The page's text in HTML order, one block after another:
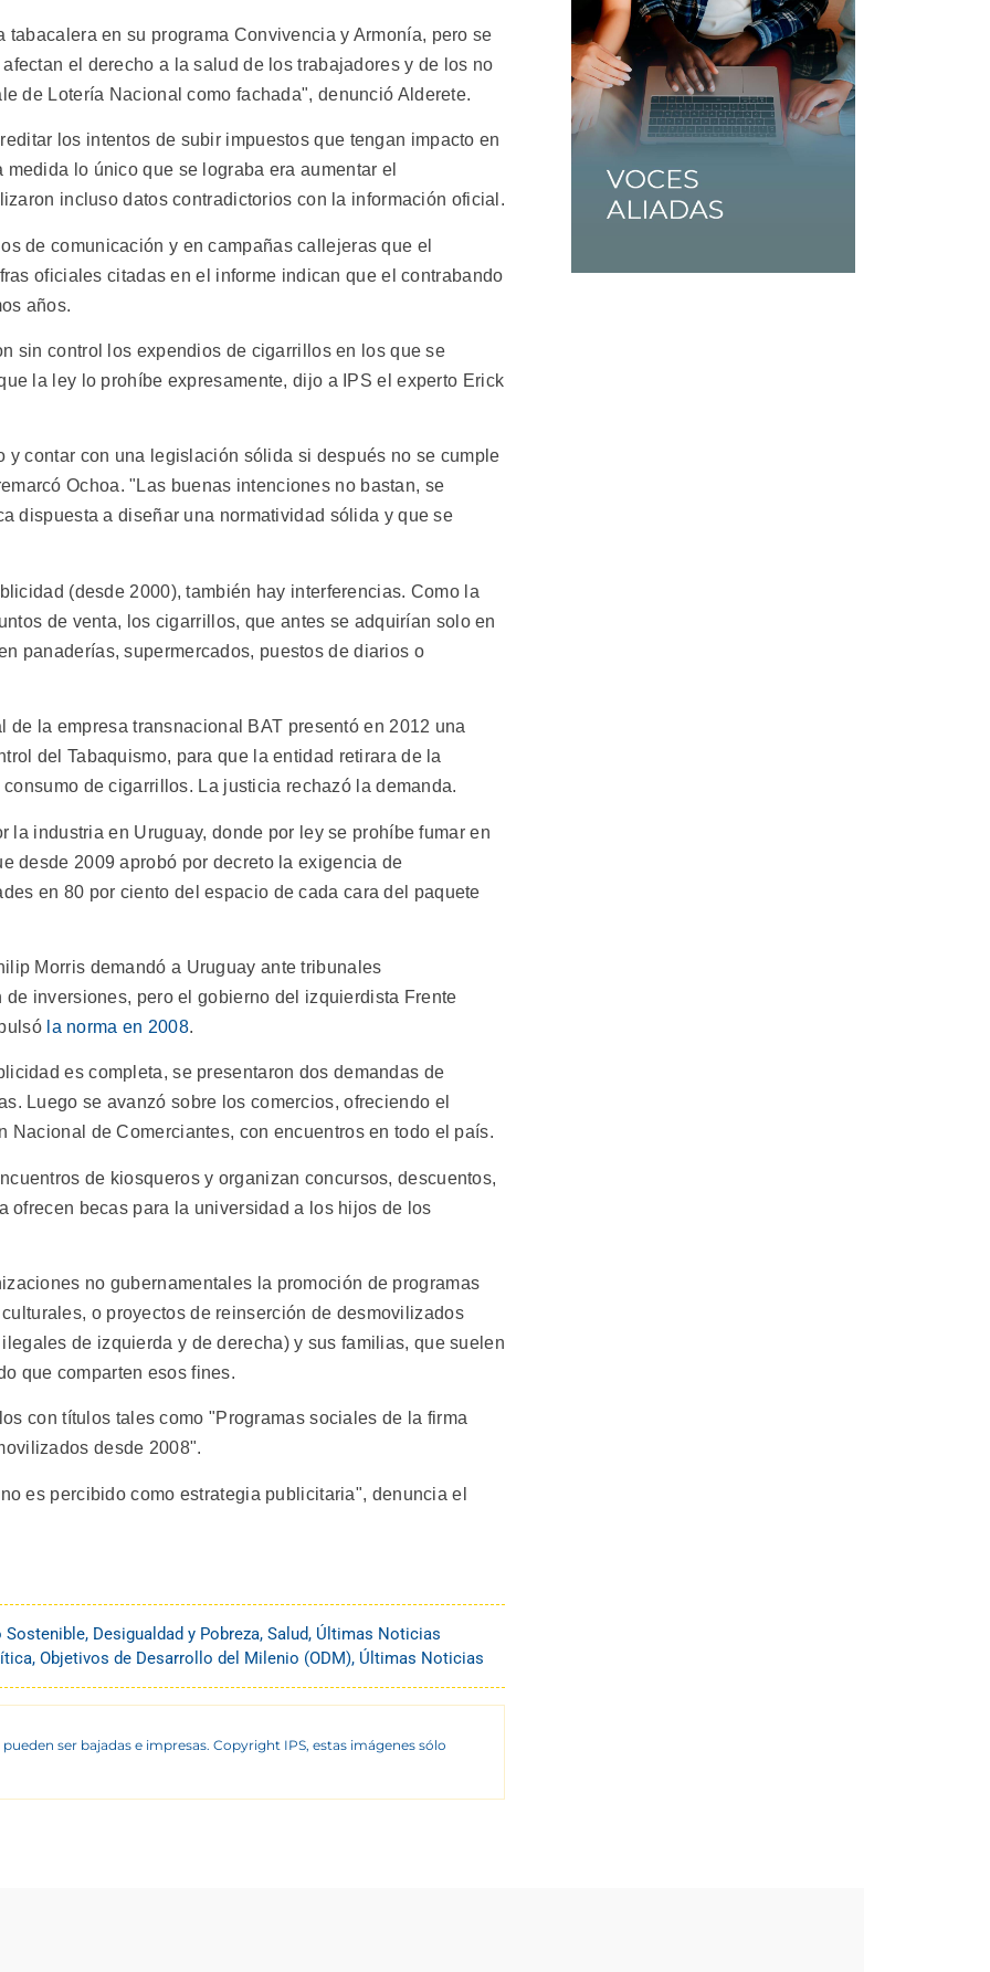
en su programa Convivencia y Armonía, pero se
el derecho a la salud de los trabajadores y de los no
de Lotería Nacional como fachada", denunció Alderete.
los intentos de subir impuestos que tengan impacto en
lo único que se lograba era aumentar el
incluso datos contradictorios con la información oficial.
de comunicación y en campañas callejeras que el
oficiales citadas en el informe indican que el contrabando
años.
sin control los expendios de cigarrillos en los que se
la ley lo prohíbe expresamente, dijo a IPS el experto Erick
contar con una legislación sólida si después no se cumple
Ochoa. "Las buenas intenciones no bastan, se
dispuesta a diseñar una normatividad sólida y que se
(desde 2000), también hay interferencias. Como la
de venta, los cigarrillos, que antes se adquirían solo en
panaderías, supermercados, puestos de diarios o
de la empresa transnacional BAT presentó en 2012 una
del Tabaquismo, para que la entidad retirara de la
de cigarrillos. La justicia rechazó la demanda.
industria en Uruguay, donde por ley se prohíbe fumar en
desde 2009 aprobó por decreto la exigencia de
en 80 por ciento del espacio de cada cara del paquete
Morris demandó a Uruguay ante tribunales
inversiones, pero el gobierno del izquierdista Frente
la norma en 2008.
es completa, se presentaron dos demandas de
Luego se avanzó sobre los comercios, ofreciendo el
Nacional de Comerciantes, con encuentros en todo el país.
de kiosqueros y organizan concursos, descuentos,
ofrecen becas para la universidad a los hijos de los
no gubernamentales la promoción de programas
o proyectos de reinserción de desmovilizados
de izquierda y de derecha) y sus familias, que suelen
que comparten esos fines.
con títulos tales como "Programas sociales de la firma
desde 2008".
es percibido como estrategia publicitaria", denuncia el
Sostenible, Desigualdad y Pobreza, Salud, Últimas Noticias
, Objetivos de Desarrollo del Milenio (ODM), Últimas Noticias
ser bajadas e impresas. Copyright IPS, estas imágenes sólo